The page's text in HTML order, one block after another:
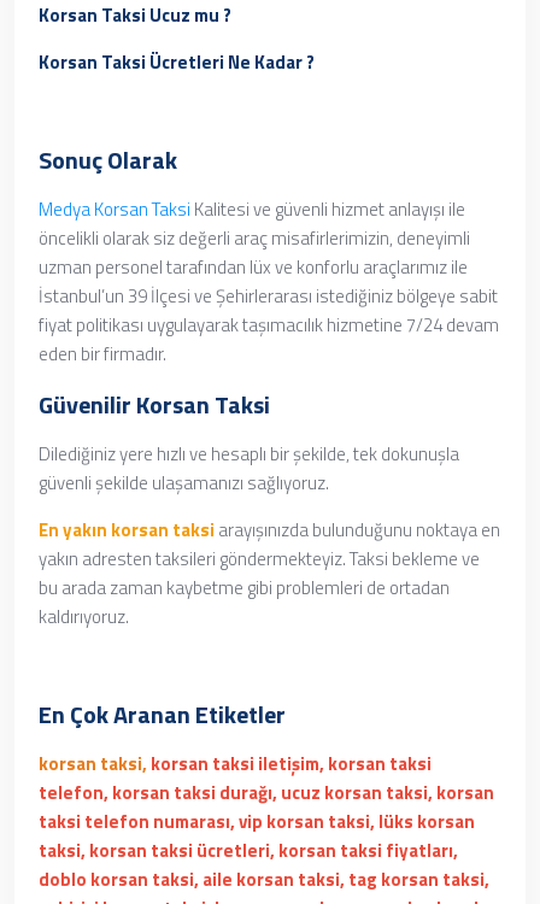
Korsan Taksi Ucuz mu ?
Korsan Taksi Ücretleri Ne Kadar ?
Sonuç Olarak
Medya Korsan Taksi Kalitesi ve güvenli hizmet anlayışı ile
öncelikli olarak siz değerli araç misafirlerimizin, deneyimli
uzman personel tarafından lüx ve konforlu araçlarımız ile
İstanbul’un 39 İlçesi ve Şehirlerarası istediğiniz bölgeye sabit
fiyat politikası uygulayarak taşımacılık hizmetine 7/24 devam
eden bir firmadır.
Güvenilir Korsan Taksi
Dilediğiniz yere hızlı ve hesaplı bir şekilde, tek dokunuşla
güvenli şekilde ulaşamanızı sağlıyoruz.
En yakın korsan taksi arayışınızda bulunduğunu noktaya en
yakın adresten taksileri göndermekteyiz. Taksi bekleme ve
bu arada zaman kaybetme gibi problemleri de ortadan
kaldırıyoruz.
En Çok Aranan Etiketler
korsan taksi, korsan taksi iletişim, korsan taksi
telefon, korsan taksi durağı, ucuz korsan taksi, korsan
taksi telefon numarası, vip korsan taksi, lüks korsan
taksi, korsan taksi ücretleri, korsan taksi fiyatları,
doblo korsan taksi, aile korsan taksi, tag korsan taksi,